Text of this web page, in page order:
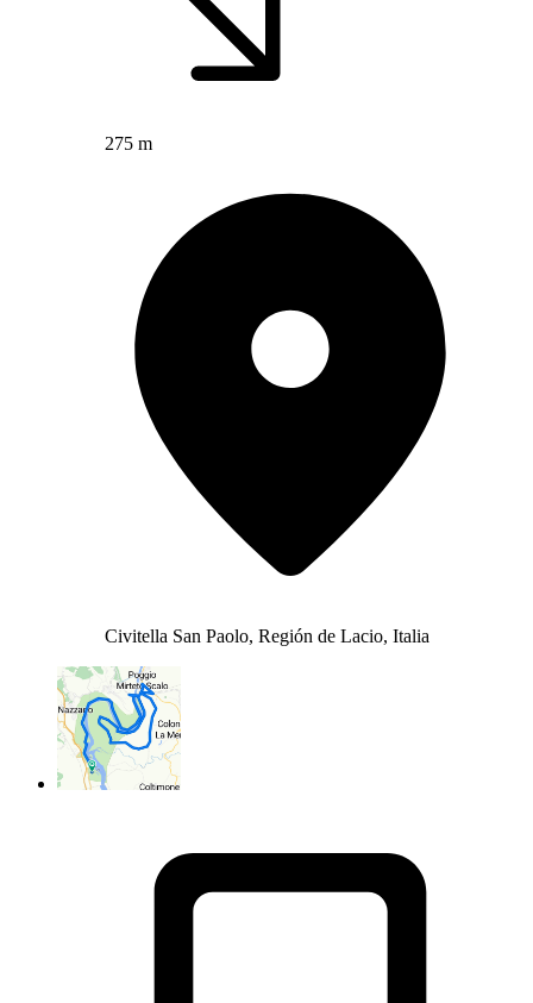
275 m
Civitella San Paolo, Región de Lacio, Italia